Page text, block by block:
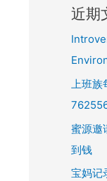
近期
上班
蜜源邀
到钱
宝妈记